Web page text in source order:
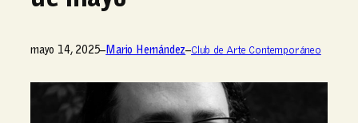
mayo 14, 2025– Mario Hernández–Club de Arte Contemporáneo